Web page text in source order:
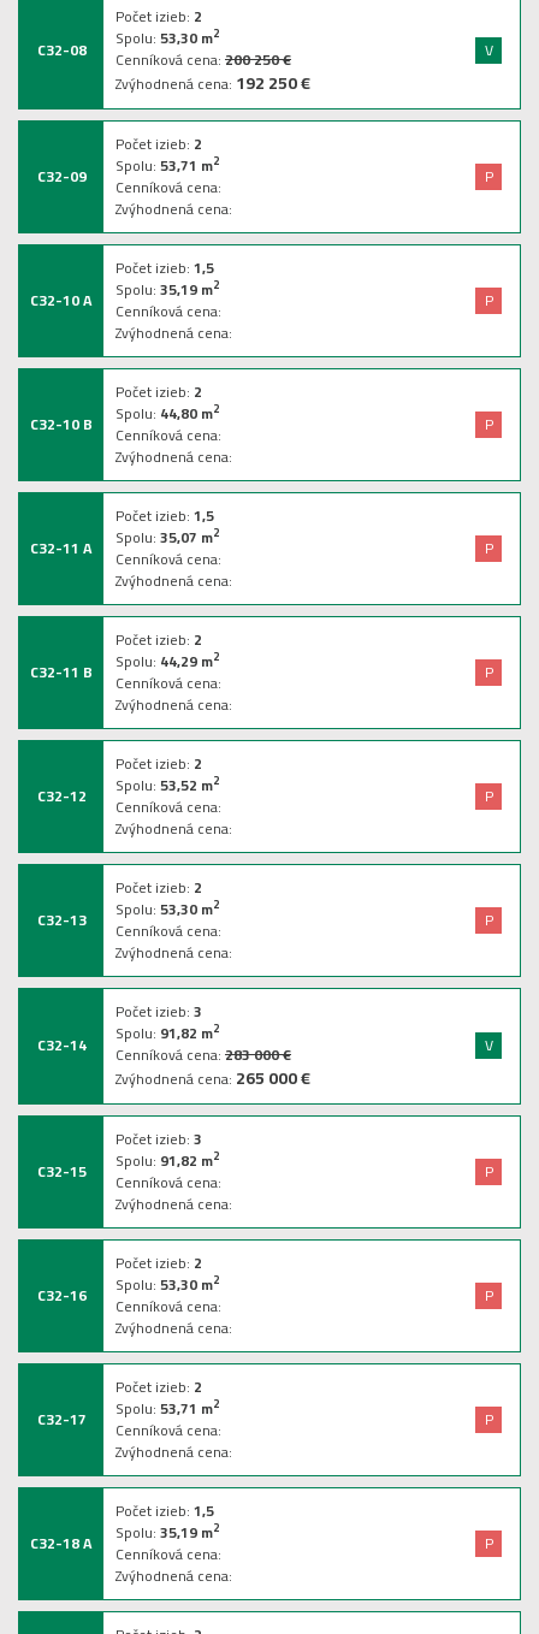
C32-08
Počet izieb: 2
Spolu:53,30m2
Cenníková cena:200 250 €
Zvýhodnená cena: 192 250 €
V
C32-09
Počet izieb: 2
Spolu:53,71 m2
Cenníková cena:
Zvýhodnená cena:
P
C32-10 A
Počet izieb:1,5
Spolu:35,19m2
Cenníková cena:
Zvýhodnená cena:
P
C32-10 B
Počet izieb: 2
Spolu: 44,80m2
Cenníková cena:
Zvýhodnená cena:
P
C32-11 A
Počet izieb:1,5
Spolu:35,07 m2
Cenníková cena:
Zvýhodnená cena:
P
C32-11 B
Počet izieb: 2
Spolu: 44,29m2
Cenníková cena:
Zvýhodnená cena:
P
C32-12
Počet izieb: 2
Spolu:53,52 m2
Cenníková cena:
Zvýhodnená cena:
P
C32-13
Počet izieb: 2
Spolu:53,30m2
Cenníková cena:
Zvýhodnená cena:
P
C32-14
Počet izieb:3
Spolu: 91,82 m2
Cenníková cena:283 000 €
Zvýhodnená cena: 265 000 €
V
C32-15
Počet izieb:3
Spolu: 91,82 m2
Cenníková cena:
Zvýhodnená cena:
P
C32-16
Počet izieb: 2
Spolu:53,30m2
Cenníková cena:
Zvýhodnená cena:
P
C32-17
Počet izieb: 2
Spolu:53,71 m2
Cenníková cena:
Zvýhodnená cena:
P
C32-18 A
Počet izieb:1,5
Spolu:35,19m2
Cenníková cena:
Zvýhodnená cena:
P